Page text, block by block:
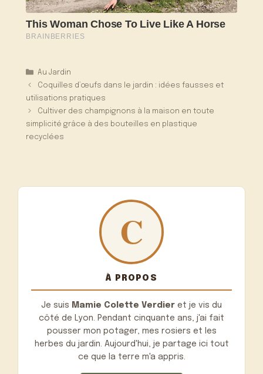
Catégories
Au Jardin
Coquilles d’œufs dans le jardin : idées fausses et
utilisations pratiques
Cultiver des champignons à la maison en toute
simplicité grâce à des bouteilles en plastique
recyclées
À PROPOS
Je suis Mamie Colette Verdier et je vis du
côté de Lyon. Pendant cinquante ans, j'ai fait
pousser mon potager, mes rosiers et les
herbes du jardin. Aujourd'hui, je partage ici tout
ce que la terre m'a appris.